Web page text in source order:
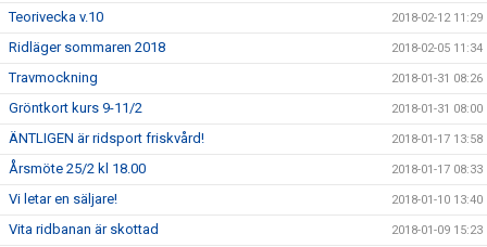
Teorivecka v.10 2018-02-12 11:29
Ridläger sommaren 2018 2018-02-05 11:34
Travmockning 2018-01-31 08:26
Gröntkort kurs 9-11/2 2018-01-31 08:00
ÄNTLIGEN är ridsport friskvård! 2018-01-17 13:58
Årsmöte 25/2 kl 18.00 2018-01-17 08:33
Vi letar en säljare! 2018-01-10 13:40
Vita ridbanan är skottad 2018-01-09 15:23